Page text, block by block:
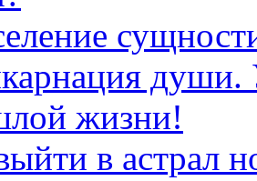
жизни!
в астрал